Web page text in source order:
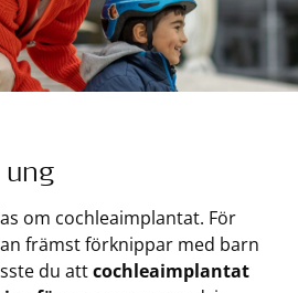
ung
om cochleaimplantat. För
främst förknippar med barn
du attcochleaimplantat